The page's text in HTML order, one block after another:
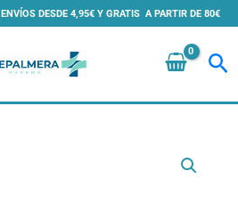
ENVÍOS DESDE 4,95€ Y GRATIS A PARTIR DE 80€